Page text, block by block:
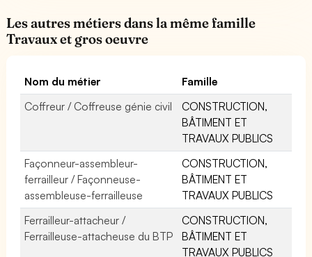
Les autres métiers dans la même famille
Travaux et gros oeuvre
Nom du métier
Famille
Coffreur / Coffreuse génie civil
CONSTRUCTION,
BÂTIMENT ET
TRAVAUX PUBLICS
Façonneur-assembleur-
ferrailleur / Façonneuse-
assembleuse-ferrailleuse
CONSTRUCTION,
BÂTIMENT ET
TRAVAUX PUBLICS
Ferrailleur-attacheur /
Ferrailleuse-attacheuse du BTP
CONSTRUCTION,
BÂTIMENT ET
TRAVAUX PUBLICS